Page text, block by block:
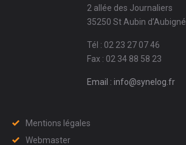
2 allée des Journaliers
35250 St Aubin d’Aubigné
Tél : 02 23 27 07 46
Fax : 02 34 88 58 23
Email : info@synelog.fr
Mentions légales
Webmaster